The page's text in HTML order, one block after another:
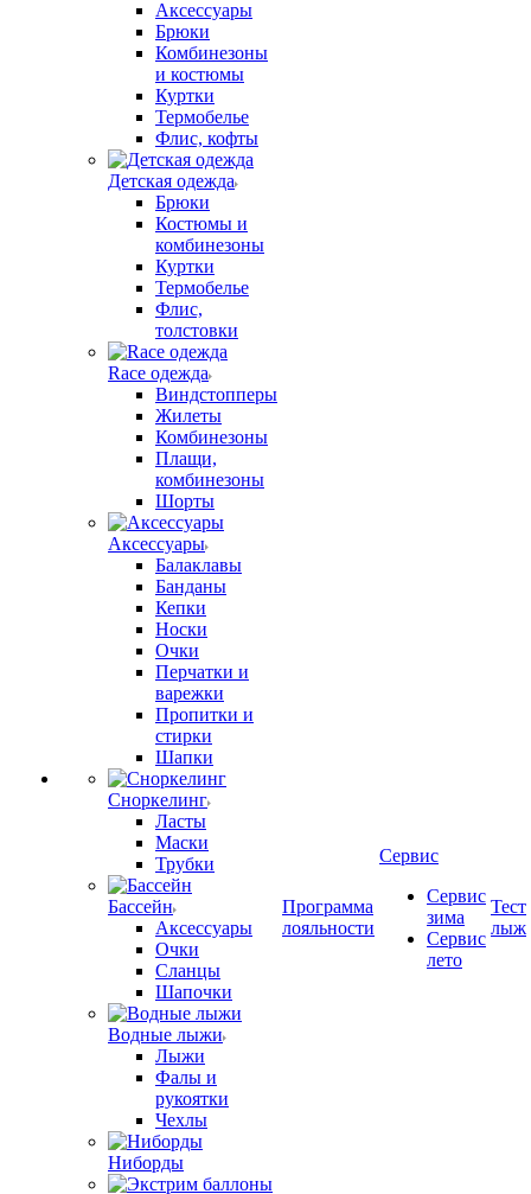
Аксессуары
Брюки
Комбинезоны
и костюмы
Куртки
Термобелье
Флис, кофты
Детская одежда
Брюки
Костюмы и
комбинезоны
Куртки
Термобелье
Флис,
толстовки
Race одежда
Виндстопперы
Жилеты
Комбинезоны
Плащи,
комбинезоны
Шорты
Аксессуары
Балаклавы
Банданы
Кепки
Носки
Очки
Перчатки и
варежки
Пропитки и
стирки
Шапки
Сноркелинг
Ласты
Маски
Трубки
Бассейн
Аксессуары
Очки
Сланцы
Шапочки
Водные лыжи
Лыжи
Фалы и
рукоятки
Чехлы
Ниборды
Программа
лояльности
Сервис
Сервис
зима
Сервис
лето
Тест
лыж